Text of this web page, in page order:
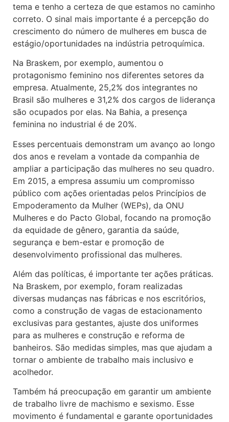
tema e tenho a certeza de que estamos no caminho
correto. O sinal mais importante é a percepção do
crescimento do número de mulheres em busca de
estágio/oportunidades na indústria petroquímica.
Na Braskem, por exemplo, aumentou o
protagonismo feminino nos diferentes setores da
empresa. Atualmente, 25,2% dos integrantes no
Brasil são mulheres e 31,2% dos cargos de liderança
são ocupados por elas. Na Bahia, a presença
feminina no industrial é de 20%.
Esses percentuais demonstram um avanço ao longo
dos anos e revelam a vontade da companhia de
ampliar a participação das mulheres no seu quadro.
Em 2015, a empresa assumiu um compromisso
público com ações orientadas pelos Princípios de
Empoderamento da Mulher (WEPs), da ONU
Mulheres e do Pacto Global, focando na promoção
da equidade de gênero, garantia da saúde,
segurança e bem-estar e promoção de
desenvolvimento profissional das mulheres.
Além das políticas, é importante ter ações práticas.
Na Braskem, por exemplo, foram realizadas
diversas mudanças nas fábricas e nos escritórios,
como a construção de vagas de estacionamento
exclusivas para gestantes, ajuste dos uniformes
para as mulheres e construção e reforma de
banheiros. São medidas simples, mas que ajudam a
tornar o ambiente de trabalho mais inclusivo e
acolhedor.
Também há preocupação em garantir um ambiente
de trabalho livre de machismo e sexismo. Esse
movimento é fundamental e garante oportunidades